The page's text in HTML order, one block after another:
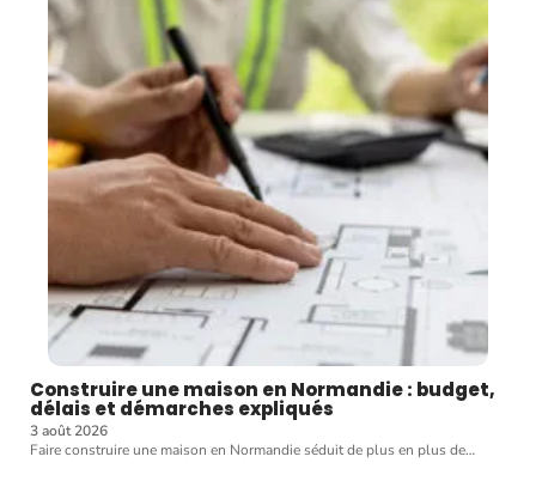
Construire une maison en Normandie : budget,
délais et démarches expliqués
3 août 2026
Faire construire une maison en Normandie séduit de plus en plus de…